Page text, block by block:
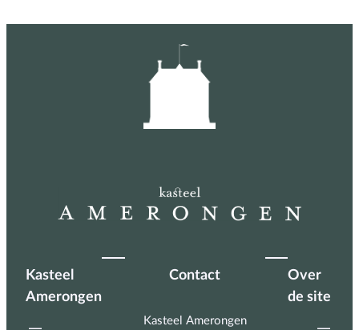
Kasteel
Amerongen
Contact
Kasteel Amerongen
Over
de site